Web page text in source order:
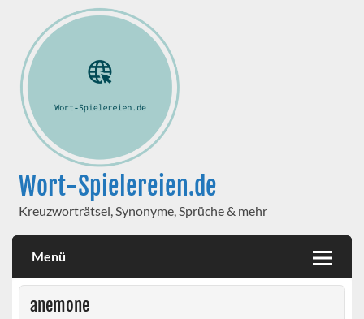
Wort-Spielereien.de
Kreuzworträtsel, Synonyme, Sprüche & mehr
Menü
anemone